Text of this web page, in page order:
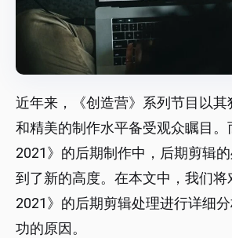
近年来，《创造营》系列节目以
和精美的制作水平备受观众瞩目。
2021》的后期制作中，后期剪辑
到了新的高度。在本文中，我们将
2021》的后期剪辑处理进行详细
功的原因。